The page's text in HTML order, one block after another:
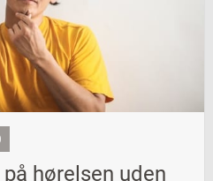
hørelsen uden